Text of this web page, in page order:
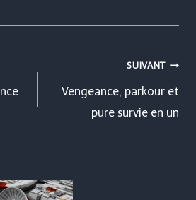
SUIVANT
Vengeance, parkour et
pure survie en un